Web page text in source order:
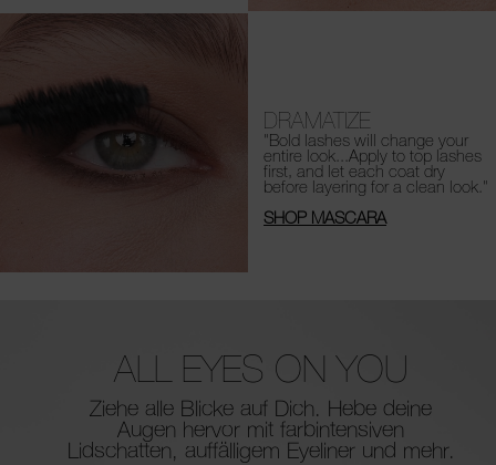
DRAMATIZE
"Bold lashes will change your
entire look...Apply to top lashes
first, and let each coat dry
before layering for a clean look."
SHOP MASCARA
ALL EYES ON YOU
Ziehe alle Blicke auf Dich. Hebe deine
Augen hervor mit farbintensiven
Lidschatten, auffälligem Eyeliner und mehr.